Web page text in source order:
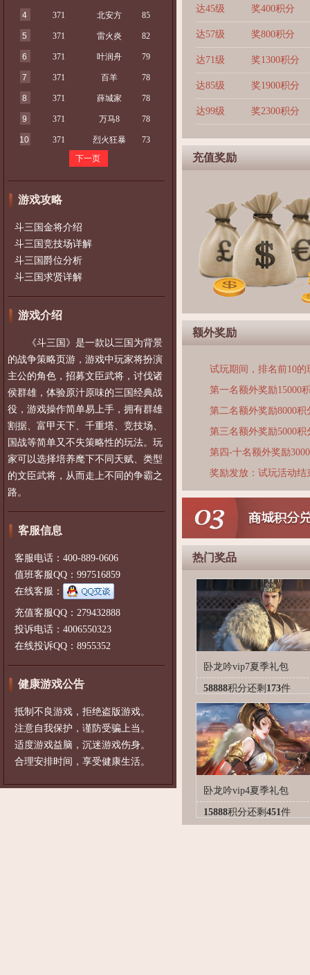
4 371 北安方 85
5 371 雷火炎 82
6 371 叶润舟 79
7 371 百羊 78
8 371 薛城家 78
9 371 万马8 78
10 371 烈火狂暴
73
下一页
游戏攻略
斗三国金将介绍
斗三国竞技场详解
斗三国爵位分析
斗三国求贤详解
游戏介绍
《斗三国》是一款以三国为背景
的战争策略页游，游戏中玩家将扮演
主公的角色，招募文臣武将，讨伐诸
侯群雄，体验原汁原味的三国经典战
役，游戏操作简单易上手，拥有群雄
割据、富甲天下、千重塔、竞技场、
国战等简单又不失策略性的玩法。玩
家可以选择培养麾下不同天赋、类型
的文臣武将，从而走上不同的争霸之
路。
客服信息
客服电话：400-889-0606
值班客服QQ：997516859
在线客服：
充值客服QQ：279432888
投诉电话：4006550323
在线投诉QQ：8955352
健康游戏公告
抵制不良游戏，拒绝盗版游戏。
注意自我保护，谨防受骗上当。
适度游戏益脑，沉迷游戏伤身。
合理安排时间，享受健康生活。
达45级 奖400积分
达57级 奖800积分
达71级 奖1300积分
达85级 奖1900积分
达99级 奖2300积分
充值奖励
额外奖励
试玩期间，排名前10
第一名额外奖励15000
第二名额外奖励8000积
第三名额外奖励5000积
第四-十名额外奖励
奖励发放：试玩活动
热门奖品
卧龙吟vip7夏季礼包
58888积分还剩 173件
卧龙吟vip4夏季礼包
15888积分还剩 451件